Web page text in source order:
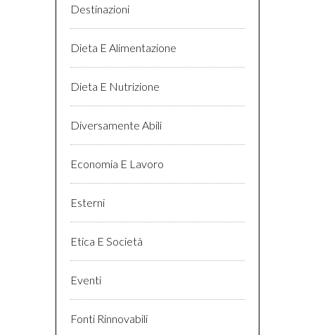
Destinazioni
Dieta E Alimentazione
Dieta E Nutrizione
Diversamente Abili
Economia E Lavoro
Esterni
Etica E Società
Eventi
Fonti Rinnovabili